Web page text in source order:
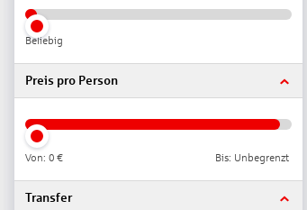
Beliebig
Preis pro Person
Von: 0 € Bis: Unbegrenzt
Transfer